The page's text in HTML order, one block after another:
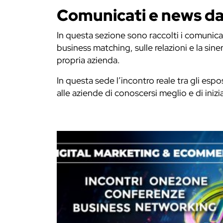
Comunicati e news
In questa sezione sono raccolti i
business matching, sulle relazioni e la
propria azienda.
In questa sede l’incontro reale tra gli
alle aziende di conoscersi meglio e di